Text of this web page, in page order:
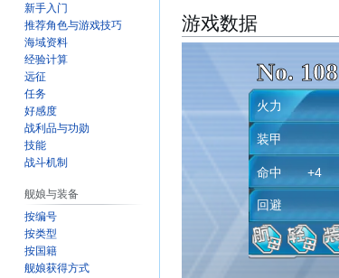
游戏数据
No. 108
火力
装甲
命中 +4
回避
新手入门
推荐角色与游戏技巧
海域资料
经验计算
远征
任务
好感度
战利品与功勋
技能
战斗机制
舰娘与装备
按编号
按类型
按国籍
舰娘获得方式